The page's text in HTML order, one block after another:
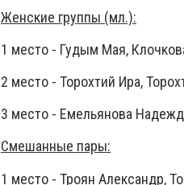
Женские группы (мл.):
1 место - Гудым Мая,
2 место - Торохтий Ира,
3 место - Емельянова
Смешанные пары:
1 место - Троян Александр,